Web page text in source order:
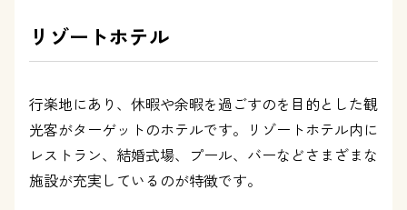
リゾートホテル
行楽地にあり、休暇や余暇を過ごすのを目的とした観
光客がターゲットのホテルです。リゾートホテル内に
レストラン、結婚式場、プール、バーなどさまざまな
施設が充実しているのが特徴です。